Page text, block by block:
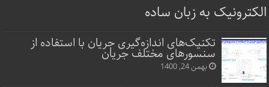
الکترونیک به زبان ساده
تکنیک‌های اندازه‌گیری جریان با استفاده از
سنسورهای مختلف جریان
بهمن 24, 1400